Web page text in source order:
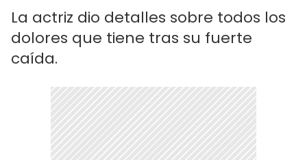
La actriz dio detalles sobre todos los
dolores que tiene tras su fuerte
caída.